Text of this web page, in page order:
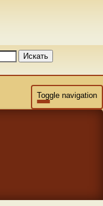
Искать
Toggle navigation